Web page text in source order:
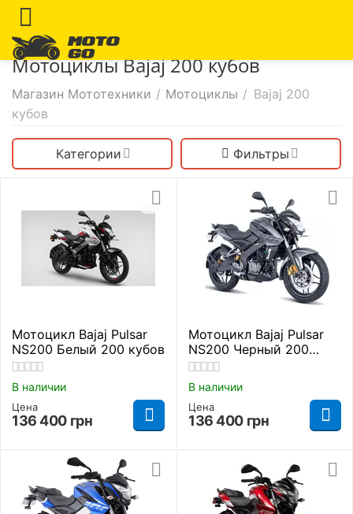
Мотоциклы Bajaj 200 кубов
Магазин Мототехники / Мотоциклы / Bajaj 200
кубов
Категории Фильтры
Мотоцикл Bajaj Pulsar
NS200 Белый 200 кубов
В наличии
Цена
136 400 грн
Мотоцикл Bajaj Pulsar
NS200 Черный 200
кубов
В наличии
Цена
136 400 грн